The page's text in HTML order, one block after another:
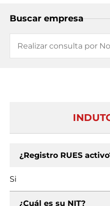
Buscar empresa
¿Registro RUES
Si
¿Cuál es su NIT?